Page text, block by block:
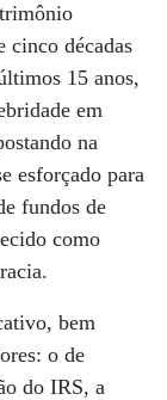
cinco décadas
15 anos,
em
na
esforçado para
fundos de
como
bem
o de
do IRS, a